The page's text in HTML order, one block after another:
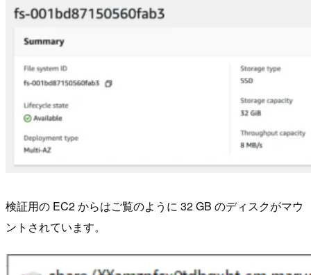
検証用の EC2 からはご覧のように 32 GB のディスクがマウ
ントされています。